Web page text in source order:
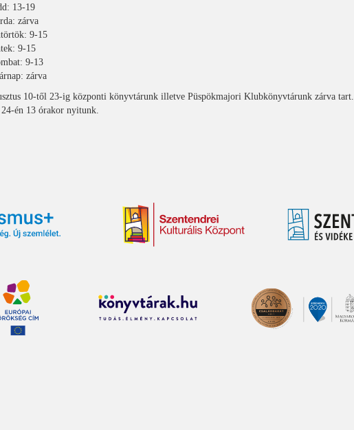
13-19
zárva
9-15
9-15
9-13
zárva
10-től 23-ig központi könyvtárunk illetve Püspökmajori Klubkönyvtárunk zárva tart.
24-én 13 órakor nyitunk.